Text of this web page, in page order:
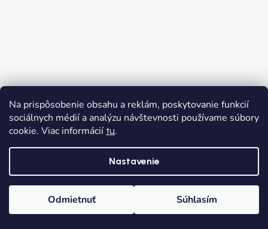
Na prispôsobenie obsahu a reklám, poskytovanie funkcií
sociálnych médií a analýzu návštevnosti používame súbory
cookie. Viac informácií tu.
Nastavenie
Odmietnuť Súhlasím